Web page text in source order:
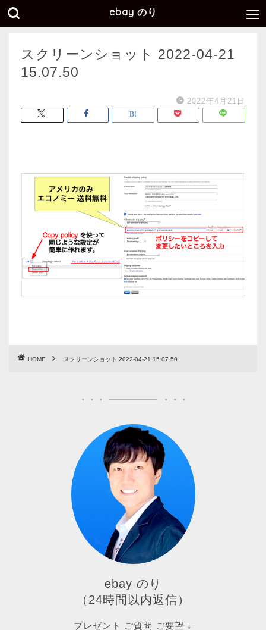
ebay のり
スクリーンショット 2022-04-21
15.07.50
2022年4月21日
HOME スクリーンショット 2022-04-21 15.07.50
ebay のり
（24時間以内返信）
プレゼント ご質問 ご要望 ↓